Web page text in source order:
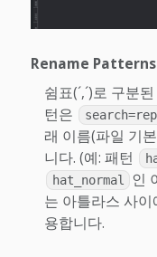
Rename Patterns
쉼표(´,´)로 구분
턴은
래 이름(파일 기
니다. (예: 패턴
hat_normal 인
는 아틀라스 사
용합니다.